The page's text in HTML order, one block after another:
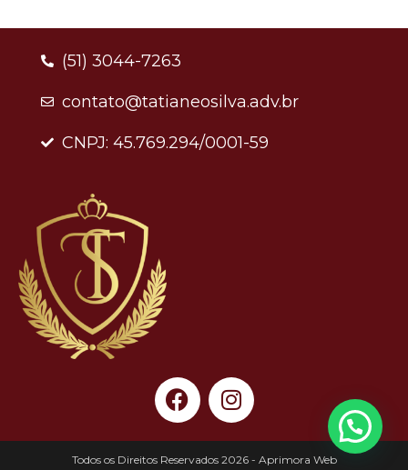
(51) 3044-7263
contato@tatianeosilva.adv.br
CNPJ: 45.769.294/0001-59
Todos os Direitos Reservados 2026 - Aprimora Web